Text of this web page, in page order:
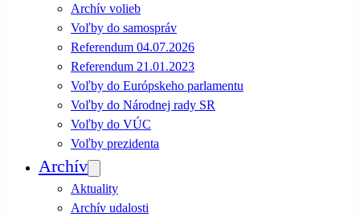
Archív volieb
Voľby do samospráv
Referendum 04.07.2026
Referendum 21.01.2023
Voľby do Európskeho parlamentu
Voľby do Národnej rady SR
Voľby do VÚC
Voľby prezidenta
Archív
Aktuality
Archív udalosti